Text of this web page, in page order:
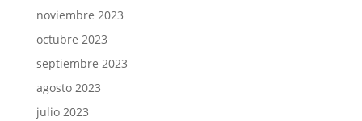
noviembre 2023
octubre 2023
septiembre 2023
agosto 2023
julio 2023